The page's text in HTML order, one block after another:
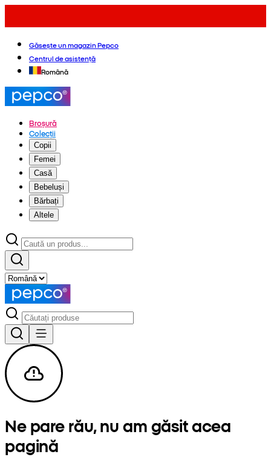
Găsește un magazin Pepco
Centrul de asistență
Română
Broșură
Colecții
Copii
Femei
Casă
Bebeluși
Bărbați
Altele
Ne pare rău, nu am găsit acea
pagină